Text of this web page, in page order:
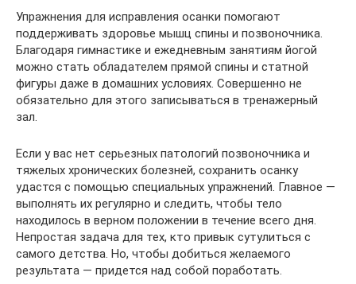
Упражнения для исправления осанки помогают
поддерживать здоровье мышц спины и позвоночника.
Благодаря гимнастике и ежедневным занятиям йогой
можно стать обладателем прямой спины и статной
фигуры даже в домашних условиях. Совершенно не
обязательно для этого записываться в тренажерный
зал.
Если у вас нет серьезных патологий позвоночника и
тяжелых хронических болезней, сохранить осанку
удастся с помощью специальных упражнений. Главное —
выполнять их регулярно и следить, чтобы тело
находилось в верном положении в течение всего дня.
Непростая задача для тех, кто привык сутулиться с
самого детства. Но, чтобы добиться желаемого
результата — придется над собой поработать.